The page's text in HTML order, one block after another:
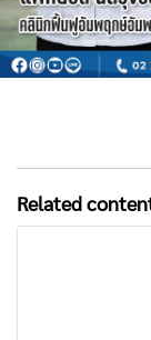
Related